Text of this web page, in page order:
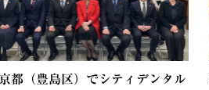
都（豊島区）でシティデンタル